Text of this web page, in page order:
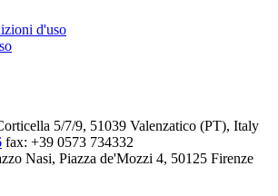
d'uso
5/7/9, 51039 Valenzatico (PT), Italy
fax: +39 0573 734332
Nasi, Piazza de'Mozzi 4, 50125 Firenze